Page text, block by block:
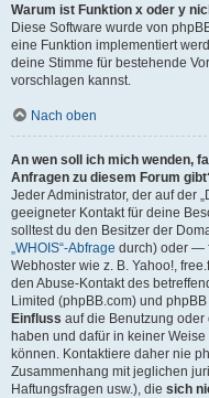
Warum ist Funktion x oder y
Diese Software wurde von
eine Funktion implementiert
deine Stimme für bestehende
vorschlagen kannst.
Nach oben
An wen soll ich mich wenden,
Anfragen zu diesem Forum
Jeder Administrator, der auf der
geeigneter Kontakt für deine
solltest du den Besitzer der
„WHOIS“-Abfrage durch) oder —
Webhoster wie z. B. Yahoo!,
den Abuse-Kontakt des
Limited (phpBB.com) und
Einfluss auf die Benutzung
haben und dafür in keiner
können. Kontaktiere daher nie
Zusammenhang mit jeglichen
Haftungsfragen usw.), die sich